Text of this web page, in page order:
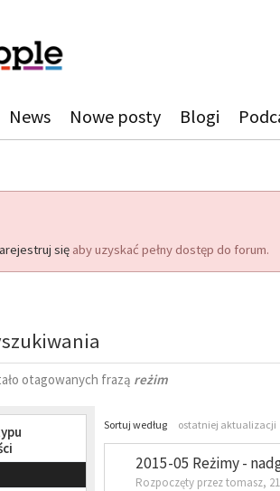
News Nowe posty Blogi
się aby uzyskać pełny dostęp do forum.
otagowanych frazą reżim
Sortuj według ostatniej aktualizacji
2015-05 Reżimy -
Rozpoczęty przez tomasz, 21